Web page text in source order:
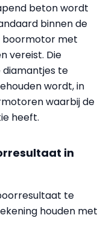
beton wordt
binnen de
boormotor met
vereist. Die
te
wordt, in
waarbij de
heeft.
in
te
houden met